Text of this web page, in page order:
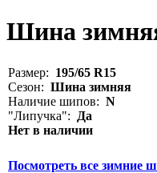
Шина
Размер: 195/65 R15
Сезон: Шина зимняя
Наличие шипов: N
"Липучка": Да
Нет в наличии
Посмотреть все зимние